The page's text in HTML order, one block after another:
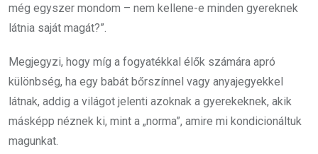
még egyszer mondom – nem kellene-e minden gyereknek
látnia saját magát?”.
Megjegyzi, hogy míg a fogyatékkal élők számára apró
különbség, ha egy babát bőrszínnel vagy anyajegyekkel
látnak, addig a világot jelenti azoknak a gyerekeknek, akik
másképp néznek ki, mint a „norma”, amire mi kondicionáltuk
magunkat.